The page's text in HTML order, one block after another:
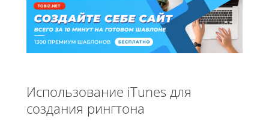
Использование iTunes для
создания рингтона